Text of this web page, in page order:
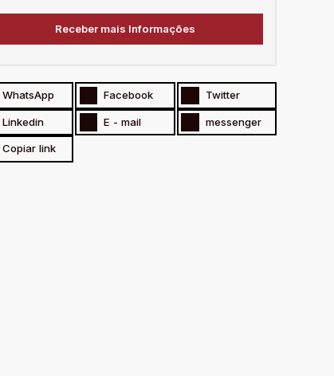
WhatsApp Facebook Twitter
Linkedin E - mail messenger
Copiar link